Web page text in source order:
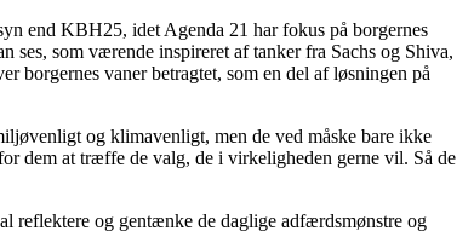
end KBH25, idet Agenda 21 har fokus på borgernes
som værende inspireret af tanker fra Sachs og Shiva,
borgernes vaner betragtet, som en del af løsningen på
og klimavenligt, men de ved måske bare ikke
dem at træffe de valg, de i virkeligheden gerne vil. Så de
reflektere og gentænke de daglige adfærdsmønstre og